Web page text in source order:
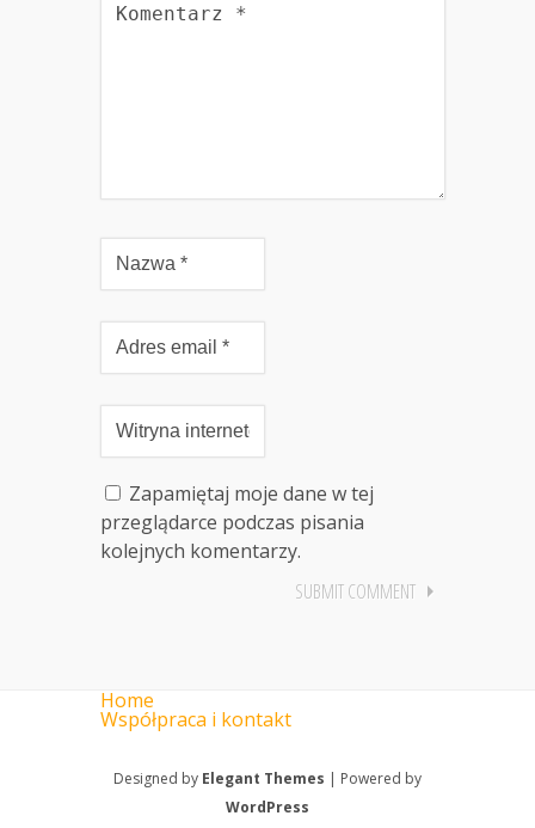
Zapamiętaj moje dane w tej
przeglądarce podczas pisania
kolejnych komentarzy.
Home
Współpraca i kontakt
Designed by Elegant Themes | Powered by
WordPress